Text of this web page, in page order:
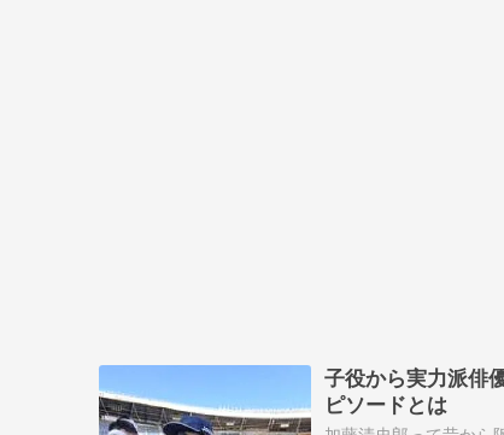
子役から実力派俳
ピソードとは